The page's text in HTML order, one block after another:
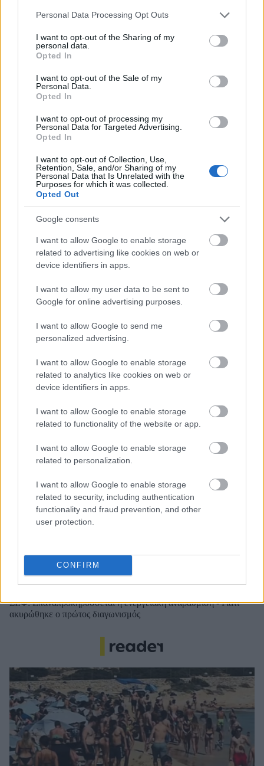
Please note that this website/app uses one or more Google
not limited to your visit or usage behaviour. You may click to
grant or deny consent to Google and its third-party tags to
use your data for below specified purposes in below Google
consent section.
Personal Data Processing Opt Outs
I want to opt-out of the Sharing of my
personal data.
Opted In
I want to opt-out of the Sale of my
Personal Data.
Opted In
I want to opt-out of processing my
Personal Data for Targeted Advertising.
Opted In
I want to opt-out of Collection, Use,
Retention, Sale, and/or Sharing of my
Personal Data that Is Unrelated with the
Purposes for which it was collected.
Opted Out
Google consents
I want to allow Google to enable storage
related to advertising like cookies on web or
device identifiers in apps.
I want to allow my user data to be sent to
Google for online advertising purposes.
I want to allow Google to send me
personalized advertising.
I want to allow Google to enable storage
related to analytics like cookies on web or
device identifiers in apps.
I want to allow Google to enable storage
related to functionality of the website or app.
I want to allow Google to enable storage
related to personalization.
I want to allow Google to enable storage
related to security, including authentication
functionality and fraud prevention, and other
user protection.
CONFIRM
καθαρίζεις κάθε εβδομάδα
3-3-3 rule: Ο κανόνας που θα αλλάξει τον τρόπο
που ντύνεσαι
BEST OF INTERNET
Μάριους Κράιγκερ Λιντ: Ο ποδοσφαιριστής που παίζει στο
Τζέφρι Μονκαντά: Ποιος είναι ο «εγκέφαλος» που εμπιστεύτηκε
ο Βαγγέλης Μαρινάκης
ΣΕΦ: Επαναπροκηρύσσεται η ενεργειακή αναβάθμιση - Γιατί
ακυρώθηκε ο πρώτος διαγωνισμός